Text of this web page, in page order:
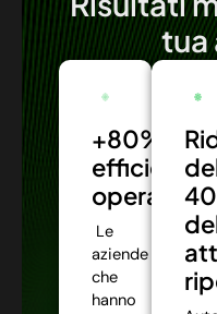
tua
+80%
efficienza
operativa:
Le
aziende
che
hanno